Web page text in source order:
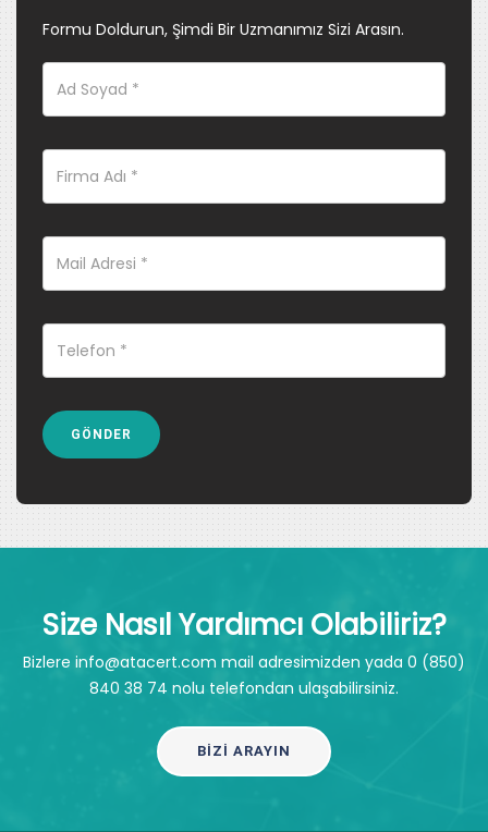
Formu Doldurun, Şimdi Bir Uzmanımız Sizi Arasın.
Size Nasıl Yardımcı Olabiliriz?
Bizlere info@atacert.com mail adresimizden yada 0 (850)
840 38 74 nolu telefondan ulaşabilirsiniz.
BIZI ARAYIN